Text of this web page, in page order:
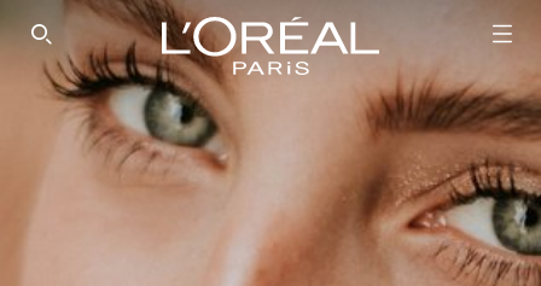
SEARCH THIS SITE